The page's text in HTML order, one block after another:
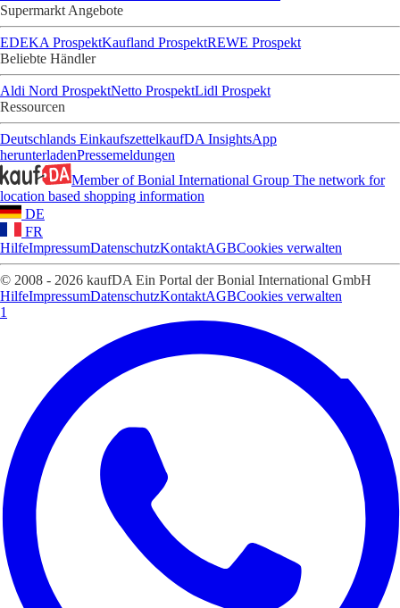
Supermarkt Angebote
EDEKA ProspektKaufland ProspektREWE Prospekt
Beliebte Händler
Aldi Nord ProspektNetto ProspektLidl Prospekt
Ressourcen
Deutschlands EinkaufszettelkaufDA InsightsApp
herunterladenPressemeldungen
Member of Bonial International Group The network for
location based shopping information
DE
FR
HilfeImpressumDatenschutzKontaktAGBCookies verwalten
© 2008 - 2026 kaufDA Ein Portal der Bonial International GmbH
HilfeImpressumDatenschutzKontaktAGBCookies verwalten
1